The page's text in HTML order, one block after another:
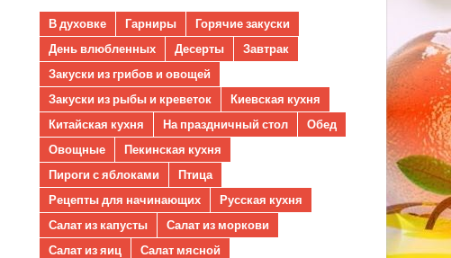
В духовке Гарниры
Горячие закуски
День влюбленных
Десерты
Завтрак
Закуски из грибов и овощей
Закуски из рыбы и креветок
Киевская кухня
Китайская кухня
На праздничный стол
Обед
Овощные
Пекинская кухня
Пироги с яблоками
Птица
Рецепты для начинающих
Русская кухня
Салат из капусты
Салат из моркови
Салат из яиц
Салат мясной